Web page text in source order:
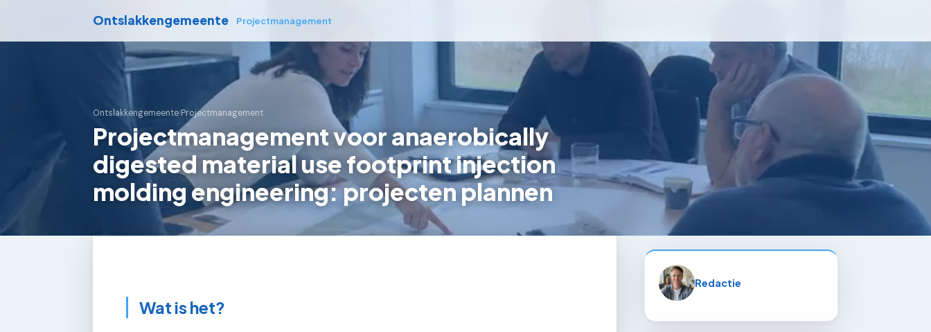
Ontslakkengemeente Projectmanagement
Ontslakkengemeente›Projectmanagement
Projectmanagement voor anaerobically
digested material use footprint injection
molding engineering: projecten plannen
Wat is het?
Redactie